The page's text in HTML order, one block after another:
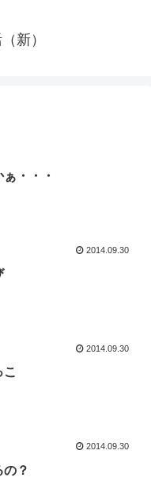
新）
・・・
2014.09.30
2014.09.30
2014.09.30
？